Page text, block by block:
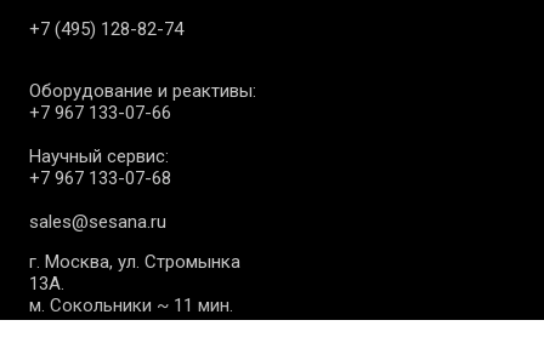
+7 (495) 128-82-74
Оборудование и реактивы:
+7 967 133-07-66
Научный сервис:
+7 967 133-07-68
sales@sesana.ru
г. Москва, ул. Стромынка
13А.
м. Сокольники ~ 11 мин.